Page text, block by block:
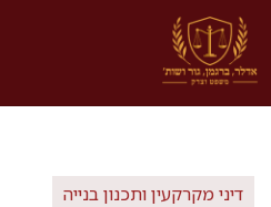
לדלג
לתוכן
דיני מקרקעין ותכנון בנייה